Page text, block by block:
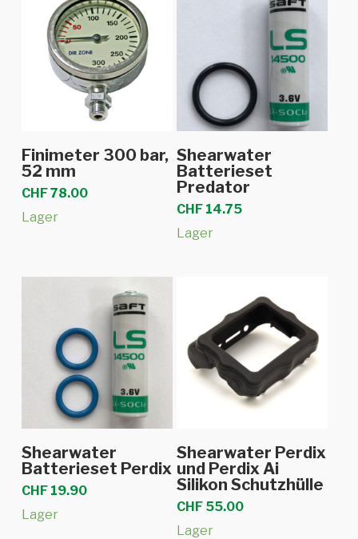
In den Warenkorb
Finimeter 300 bar,
52 mm
CHF78.00
Lager
In den Warenkorb
Shearwater
Batterieset
Predator
CHF 14.75
Lager
In den Warenkorb
Shearwater
Batterieset Perdix
CHF19.90
Lager
In den Warenkorb
Shearwater Perdix
und Perdix Ai
Silikon Schutzhülle
CHF 55.00
Lager